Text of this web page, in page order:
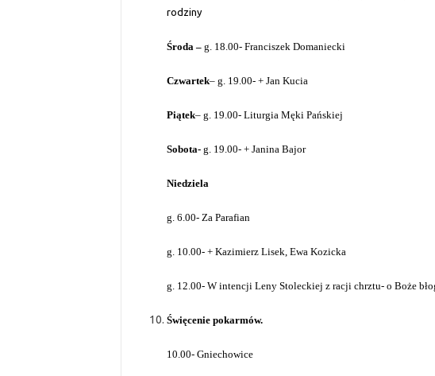
rodziny
Środa –g. 18.00- Franciszek Domaniecki
Czwartek– g. 19.00- + Jan Kucia
Piątek– g. 19.00- Liturgia Męki Pańskiej
Sobota-g. 19.00- + Janina Bajor
Niedziela
g. 6.00- Za Parafian
g. 10.00- + Kazimierz Lisek, Ewa Kozicka
g. 12.00- W intencji Leny Stoleckiej z racji chrztu- o Boże
Święcenie pokarmów.
10.00- Gniechowice